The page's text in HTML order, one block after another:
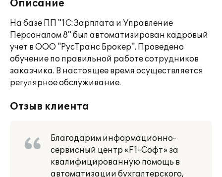
Описание
На базе ПП "1С:Зарплата и Управление
Персоналом 8" был автоматизирован кадровый
учет в ООО "РусТранс Брокер". Проведено
обучение по правильной работе сотрудников
заказчика. В настоящее время осуществляется
регулярное обслуживание.
Отзыв клиента
Благодарим информационно-
сервисный центр «F1-Софт» за
квалифицированную помощь в
автоматизации бухгалтерского,